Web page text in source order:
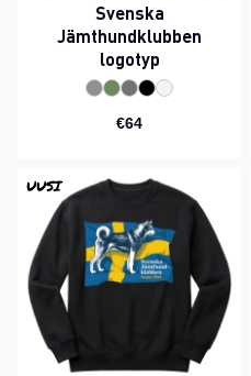
Svenska
Jämthundklubben
logotyp
€64
UUSI